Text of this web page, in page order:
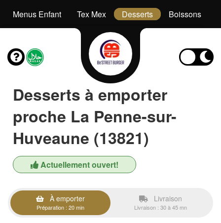
Menus Enfant Tex Mex Desserts Boissons
Desserts à emporter
proche La Penne-sur-
Huveaune (13821)
Actuellement ouvert!
À emporter
Préparation : 20 min
Livraison
Livraison : 30 à 45 mn